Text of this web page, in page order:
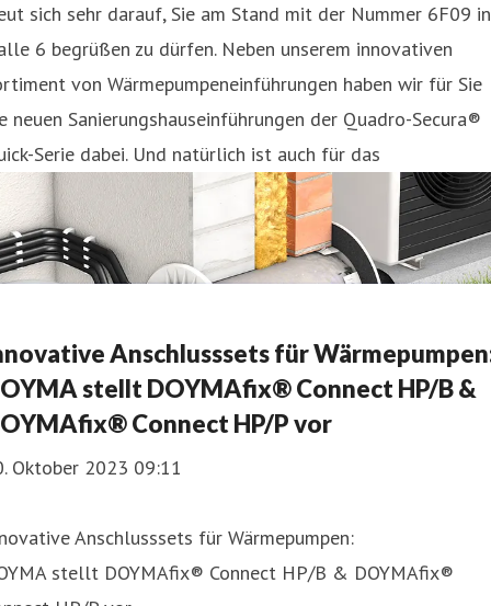
sich sehr darauf, Sie am Stand mit der Nummer 6F09 in
6 begrüßen zu dürfen. Neben unserem innovativen
von Wärmepumpeneinführungen haben wir für Sie
neuen Sanierungshauseinführungen der Quadro-Secura®
Serie dabei. Und natürlich ist auch für das
Anschlusssets für
stellt DOYMAfix® Connect HP/B &
Connect HP/P vor
Oktober 2023 09:11
Anschlusssets für Wärmepumpen:
stellt DOYMAfix® Connect HP/B & DOYMAfix®